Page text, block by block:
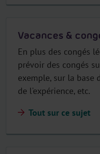
Vacances &
En plus des congés
prévoir des congés
exemple, sur la base
de l'expérience, etc.
Tout sur ce sujet